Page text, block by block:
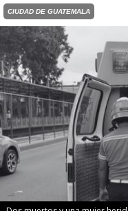
CIUDAD DE GUATEMALA